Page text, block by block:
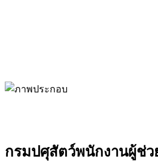
กรมปศุสัตว์พนักงานผู้ช่